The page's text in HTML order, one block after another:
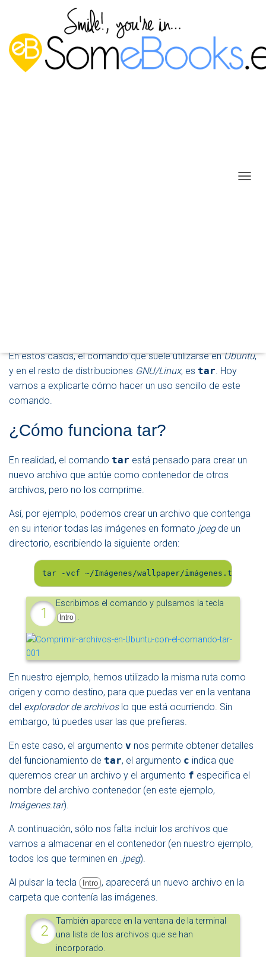
V
En estos casos, el comando que suele utilizarse enUbuntu,
y en el resto de distribuciones GNU/Linux, es tar. Hoy
vamos a explicarte cómo hacer un uso sencillo de este
comando.
¿Cómo funciona tar?
En realidad, el comando tar está pensado para crear un
nuevo archivo que actúe como contenedor de otros
archivos, pero no los comprime.
Así, por ejemplo, podemos crear un archivo que contenga
en su interior todas las imágenes en formato jpegde un
directorio, escribiendo la siguiente orden:
tar -vcf ~/Imágenes/wallpaper/imágenes.tar ~/
Escribimos el comando y pulsamos la tecla
Intro .
En nuestro ejemplo, hemos utilizado la misma ruta como
origen y como destino, para que puedas ver en la ventana
del explorador de archivoslo que está ocurriendo. Sin
embargo, tú puedes usar las que prefieras.
En este caso, el argumento v nos permite obtener detalles
del funcionamiento de tar, el argumento c indica que
queremos crear un archivo y el argumento f especifica el
nombre del archivo contenedor (en este ejemplo,
Imágenes.tar).
A continuación, sólo nos falta incluir los archivos que
vamos a almacenar en el contenedor (en nuestro ejemplo,
todos los que terminen en .jpeg).
Al pulsar la tecla Intro , aparecerá un nuevo archivo en la
carpeta que contenía las imágenes.
También aparece en la ventana de la terminal
una lista de los archivos que se han
incorporado.